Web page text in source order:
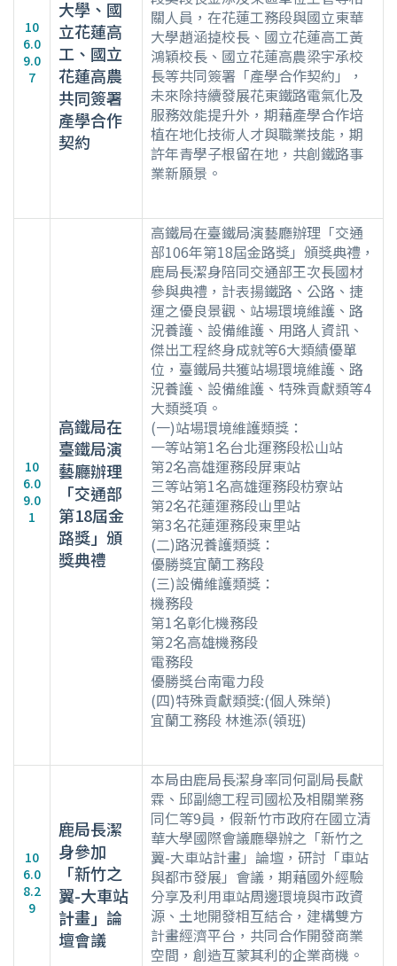
10
6.0
9.0
7
大學、國
立花蓮高
工、國立
花蓮高農
共同簽署
產學合作
契約
關人員，在花蓮工務段與國立東華
大學趙涵㨗校長、國立花蓮高工黃
鴻穎校長、國立花蓮高農梁宇承校
長等共同簽署「產學合作契約」，
未來除持續發展花東鐵路電氣化及
服務效能提升外，期藉產學合作培
植在地化技術人才與職業技能，期
許年青學子根留在地，共創鐵路事
業新願景。
10
6.0
9.0
1
高鐵局在
臺鐵局演
藝廳辦理
「交通部
第18屆金
路獎」頒
獎典禮
高鐵局在臺鐵局演藝廳辦理「交通
部106年第18屆金路獎」頒獎典禮，
鹿局長潔身陪同交通部王次長國材
參與典禮，計表揚鐵路、公路、捷
運之優良景觀、站場環境維護、路
況養護、設備維護、用路人資訊、
傑出工程終身成就等6大類績優單
位，臺鐵局共獲站場環境維護、路
況養護、設備維護、特殊貢獻類等4
大類獎項。
(一)站場環境維護類獎：
一等站第1名台北運務段松山站
第2名高雄運務段屏東站
三等站第1名高雄運務段枋寮站
第2名花蓮運務段山里站
第3名花蓮運務段東里站
(二)路況養護類獎：
優勝獎宜蘭工務段
(三)設備維護類獎：
機務段
第1名彰化機務段
第2名高雄機務段
電務段
優勝獎台南電力段
(四)特殊貢獻類獎:(個人殊榮)
宜蘭工務段 林進添(領班)
10
6.0
8.2
9
鹿局長潔
身參加
「新竹之
翼-大車站
計畫」論
壇會議
本局由鹿局長潔身率同何副局長獻
霖、邱副總工程司國松及相關業務
同仁等9員，假新竹市政府在國立清
華大學國際會議廳舉辦之「新竹之
翼-大車站計畫」論壇，研討「車站
與都市發展」會議，期藉國外經驗
分享及利用車站周邊環境與市政資
源、土地開發相互結合，建構雙方
計畫經濟平台，共同合作開發商業
空間，創造互蒙其利的企業商機。